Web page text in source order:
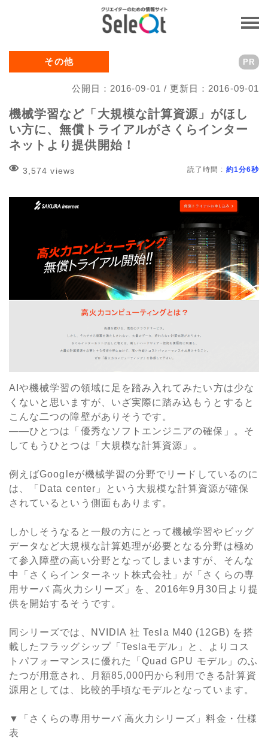
その他
公開日：2016-09-01 / 更新日：2016-09-01
PR
機械学習など「大規模な計算資源」がほし
い方に、無償トライアルがさくらインター
ネットより提供開始！
3,574 views 読了時間 : 約1分6秒
AIや機械学習の領域に足を踏み入れてみたい方は少な
くないと思いますが、いざ実際に踏み込もうとすると
こんな二つの障壁がありそうです。
――ひとつは「優秀なソフトエンジニアの確保」。そ
してもうひとつは「大規模な計算資源」。
例えばGoogleが機械学習の分野でリードしているのに
は、「Data center」という大規模な計算資源が確保
されているという側面もあります。
しかしそうなると一般の方にとって機械学習やビッグ
データなど大規模な計算処理が必要となる分野は極め
て参入障壁の高い分野となってしまいますが、そんな
中「さくらインターネット株式会社」が「さくらの専
用サーバ 高火力シリーズ」を、2016年9月30日より提
供を開始するそうです。
同シリーズでは、NVIDIA 社 Tesla M40 (12GB) を搭
載したフラッグシップ「Teslaモデル」と、よりコス
トパフォーマンスに優れた「Quad GPU モデル」のふ
たつが用意され、月額85,000円から利用できる計算資
源用としては、比較的手頃なモデルとなっています。
▼「さくらの専用サーバ 高火力シリーズ」料金・仕様
表